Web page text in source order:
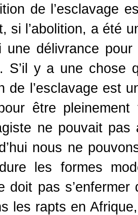
de l’esclavage
si l’abolition, a été
délivrance pour
S’il y a une chose
de l’esclavage est
être
ne pouvait
nous ne
les formes
doit pas
les rapts en